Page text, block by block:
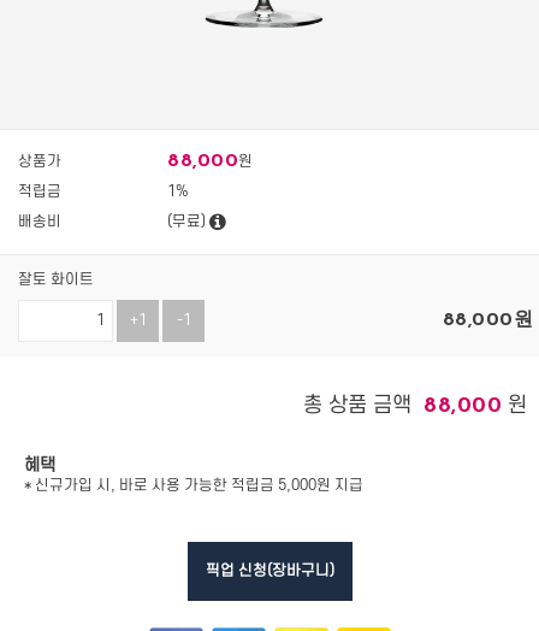
상품가 88,000원
적립금
1%
배송비
(무료)
잘토 화이트
+1 -1 88,000원
총 상품 금액 88,000 원
혜택
* 신규가입 시, 바로 사용 가능한 적립금 5,000원 지급
픽업 신청(장바구니)